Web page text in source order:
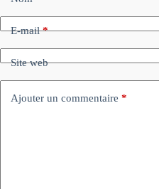
E-mail*
Site web
Ajouter un commentaire *